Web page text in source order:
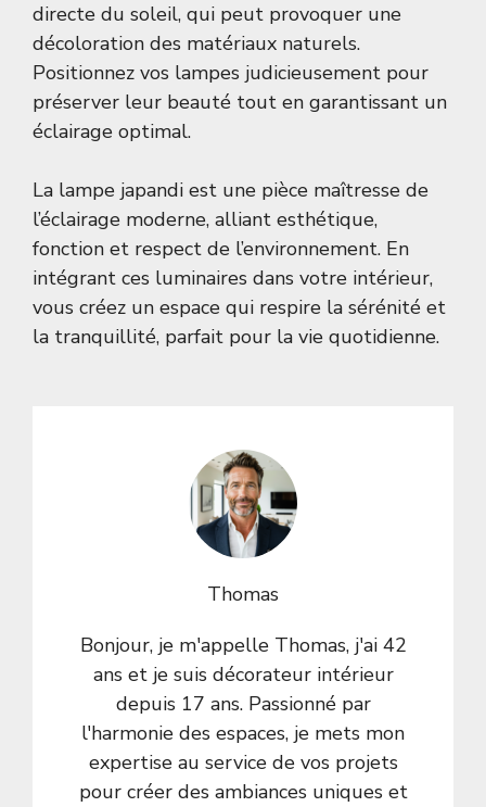
directe du soleil, qui peut provoquer une
décoloration des matériaux naturels.
Positionnez vos lampes judicieusement pour
préserver leur beauté tout en garantissant un
éclairage optimal.
La lampe japandi est une pièce maîtresse de
l’éclairage moderne, alliant esthétique,
fonction et respect de l’environnement. En
intégrant ces luminaires dans votre intérieur,
vous créez un espace qui respire la sérénité et
la tranquillité, parfait pour la vie quotidienne.
Thomas
Bonjour, je m'appelle Thomas, j'ai 42
ans et je suis décorateur intérieur
depuis 17 ans. Passionné par
l'harmonie des espaces, je mets mon
expertise au service de vos projets
pour créer des ambiances uniques et